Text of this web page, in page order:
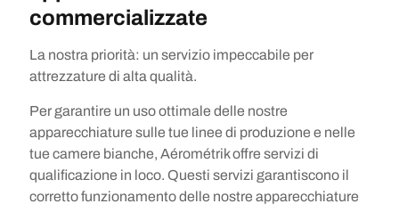
commercializzate
La nostra priorità: un servizio impeccabile per
attrezzature di alta qualità.
Per garantire un uso ottimale delle nostre
apparecchiature sulle tue linee di produzione e nelle
tue camere bianche, Aérométrik offre servizi di
qualificazione in loco. Questi servizi garantiscono il
corretto funzionamento delle nostre apparecchiature